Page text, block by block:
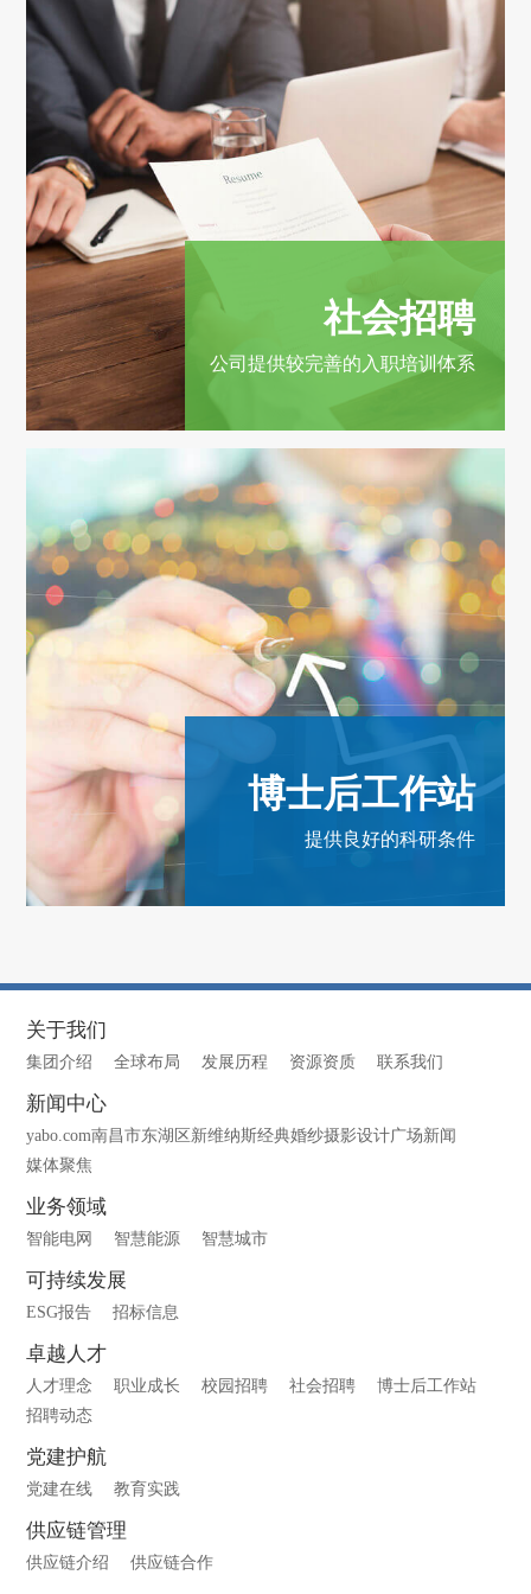
社会招聘
公司提供较完善的入职培训体系
博士后工作站
提供良好的科研条件
关于我们
集团介绍 全球布局 发展历程 资源资质 联系我们
新闻中心
yabo.com南昌市东湖区新维纳斯经典婚纱摄影设计广场新闻
媒体聚焦
业务领域
智能电网 智慧能源 智慧城市
可持续发展
ESG报告 招标信息
卓越人才
人才理念 职业成长 校园招聘 社会招聘
博士后工作站
招聘动态
党建护航
党建在线 教育实践
供应链管理
供应链介绍 供应链合作